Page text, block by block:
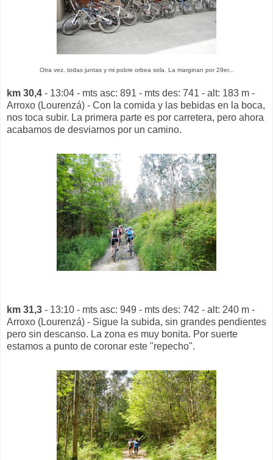
Otra vez, todas juntas y mi pobre orbea sola. La marginan por 29er...
km 30,4 - 13:04 - mts asc: 891 - mts des: 741 - alt: 183 m -
Arroxo (Lourenzá) - Con la comida y las bebidas en la boca,
nos toca subir. La primera parte es por carretera, pero ahora
acabamos de desviarnos por un camino.
km 31,3 - 13:10 - mts asc: 949 - mts des: 742 - alt: 240 m -
Arroxo (Lourenzá) - Sigue la subida, sin grandes pendientes
pero sin descanso. La zona es muy bonita. Por suerte
estamos a punto de coronar este "repecho".